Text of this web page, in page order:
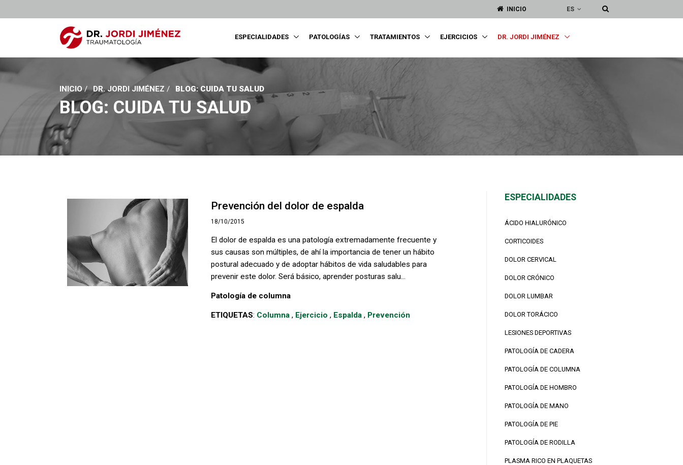
INICIO ES
ESPECIALIDADES PATOLOGÍAS TRATAMIENTOS EJERCICIOS DR. JORDI JIMÉNEZ
INICIO / DR. JORDI JIMÉNEZ / BLOG: CUIDA TU SALUD
BLOG: CUIDA TU SALUD
Prevención del dolor de espalda
18/10/2015
El dolor de espalda es una patología extremadamente frecuente y
sus causas son múltiples, de ahí la importancia de tener un hábito
postural adecuado y de adoptar hábitos de vida saludables para
prevenir este dolor. Será básico, aprender posturas salu...
Patología de columna
ETIQUETAS: Columna , Ejercicio , Espalda , Prevención
ESPECIALIDADES
ÁCIDO HIALURÓNICO
CORTICOIDES
DOLOR CERVICAL
DOLOR CRÓNICO
DOLOR LUMBAR
DOLOR TORÁCICO
LESIONES DEPORTIVAS
PATOLOGÍA DE CADERA
PATOLOGÍA DE COLUMNA
PATOLOGÍA DE HOMBRO
PATOLOGÍA DE MANO
PATOLOGÍA DE PIE
PATOLOGÍA DE RODILLA
PLASMA RICO EN PLAQUETAS